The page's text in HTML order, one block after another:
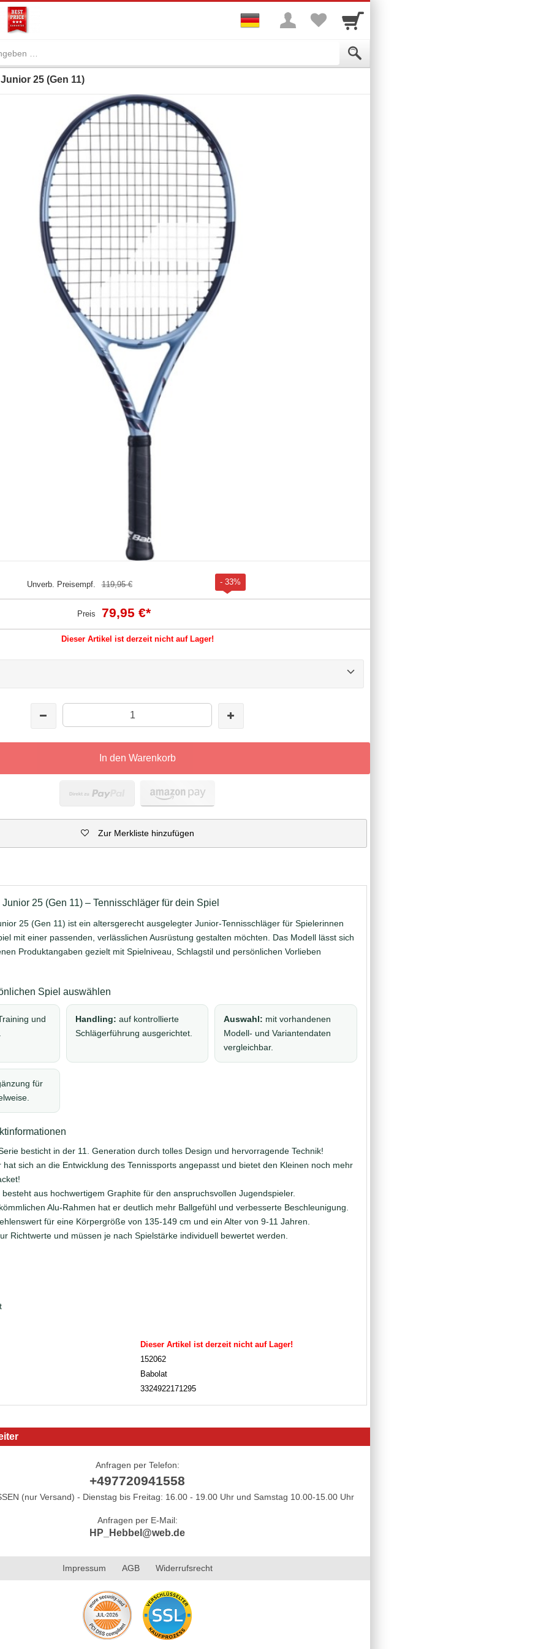
25 (Gen 11)
Unverb. Preisempf. 119,95 € - 33%
Preis 79,95 €*
Dieser Artikel ist derzeit nicht auf Lager!
In den Warenkorb
Zur Merkliste hinzufügen
25 (Gen 11) – Tennisschläger für dein Spiel
25 (Gen 11) ist ein altersgerecht ausgelegter Junior-Tennisschläger für Spielerinnen
mit einer passenden, verlässlichen Ausrüstung gestalten möchten. Das Modell lässt sich
Produktangaben gezielt mit Spielniveau, Schlagstil und persönlichen Vorlieben
Spiel auswählen
und
Handling: auf kontrollierte
Schlägerführung ausgerichtet.
Auswahl: mit vorhandenen
Modell- und Variantendaten
vergleichbar.
für
besticht in der 11. Generation durch tolles Design und hervorragende Technik!
hat sich an die Entwicklung des Tennissports angepasst und bietet den Kleinen noch mehr
aus hochwertigem Graphite für den anspruchsvollen Jugendspieler.
Alu-Rahmen hat er deutlich mehr Ballgefühl und verbesserte Beschleunigung.
für eine Körpergröße von 135-149 cm und ein Alter von 9-11 Jahren.
Richtwerte und müssen je nach Spielstärke individuell bewertet werden.
Dieser Artikel ist derzeit nicht auf Lager!
152062
Babolat
3324922171295
Anfragen per Telefon:
+497720941558
(nur Versand) - Dienstag bis Freitag: 16.00 - 19.00 Uhr und Samstag 10.00-15.00 Uhr
Anfragen per E-Mail:
HP_Hebbel@web.de
Impressum AGB Widerrufsrecht